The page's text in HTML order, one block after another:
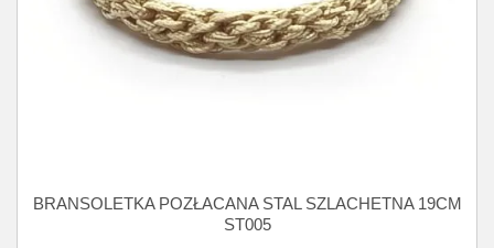
BRANSOLETKA POZŁACANA STAL SZLACHETNA 19CM
ST005